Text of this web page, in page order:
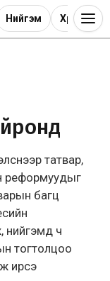
Нийгэм Хөрөнгө
татвар,
реформуудыг
багц
нийгэмд ч
тогтолцоо
ирсэ